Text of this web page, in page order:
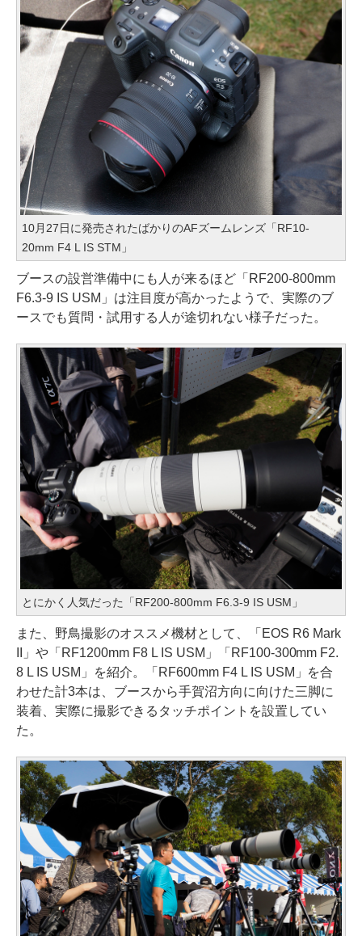
10月27日に発売されたばかりのAFズームレンズ「RF10-
20mm F4 L IS STM」
ブースの設営準備中にも人が来るほど「RF200-800mm
F6.3-9 IS USM」は注目度が高かったようで、実際のブ
ースでも質問・試用する人が途切れない様子だった。
とにかく人気だった「RF200-800mm F6.3-9 IS USM」
また、野鳥撮影のオススメ機材として、「EOS R6 Mark
II」や「RF1200mm F8 L IS USM」「RF100-300mm F2.
8 L IS USM」を紹介。「RF600mm F4 L IS USM」を合
わせた計3本は、ブースから手賀沼方向に向けた三脚に
装着、実際に撮影できるタッチポイントを設置してい
た。